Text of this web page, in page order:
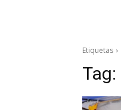
Etiquetas
Tag: